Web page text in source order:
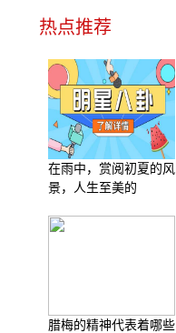
热点推荐
在雨中，赏阅初夏的风
景，人生至美的
腊梅的精神代表着哪些